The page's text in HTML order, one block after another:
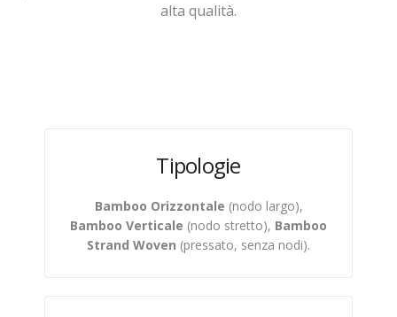
alta qualità.
Tipologie
Bamboo Orizzontale (nodo largo),
Bamboo Verticale (nodo stretto), Bamboo
Strand Woven (pressato, senza nodi).